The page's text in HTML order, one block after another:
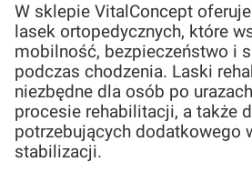
W sklepie VitalConcept
lasek ortopedycznych, które
mobilność, bezpieczeństwo i
podczas chodzenia. Laski
niezbędne dla osób po
procesie rehabilitacji, a także
potrzebujących dodatkowego
stabilizacji.